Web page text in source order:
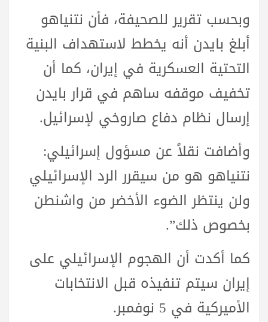
وبحسب تقرير للصحيفة، فأن نتنياهو
أبلغ بايدن أنه يخطط لاستهداف البنية
التحتية العسكرية في إيران، كما أن
تخفيف موقفه ساهم في قرار بايدن
إرسال نظام دفاع صاروخي لإسرائيل.
وأضافت نقلاً عن مسؤول إسرائيلي:
نتنياهو هو من سيقرر الرد الإسرائيلي
ولن ينتظر الضوء الأخضر من واشنطن
بخصوص ذلك”.
كما أكدت أن الهجوم الإسرائيلي على
إيران سيتم تنفيذه قبل الانتخابات
الأميركية في 5 نوفمبر.